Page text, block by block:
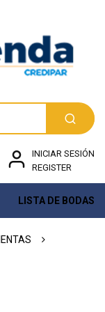
INICIAR SESIÓN
REGISTER
LISTA DE BODAS